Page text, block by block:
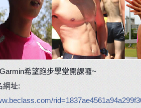
希望跑步學堂開課囉~
網址: